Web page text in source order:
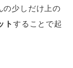
の少しだけ上の
トすることで起